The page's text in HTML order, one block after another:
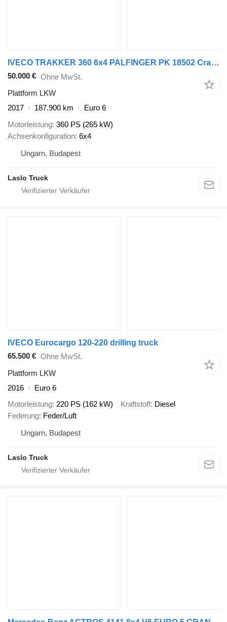
IVECO TRAKKER 360 6x4 PALFINGER PK 18502 Crane Rotato
50.000 € Ohne MwSt.
Plattform LKW
2017
187.900 km
Euro 6
Motorleistung 360 PS (265 kW)
Achsenkonfiguration 6x4
Ungarn, Budapest
Laslo Truck
IVECO Eurocargo 120-220 drilling truck
65.500 € Ohne MwSt.
Plattform LKW
2016
Euro 6
Motorleistung 220 PS (162 kW) Kraftstoff Diesel
Federung Feder/Luft
Ungarn, Budapest
Laslo Truck